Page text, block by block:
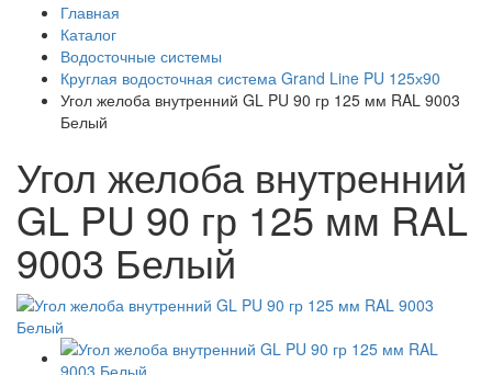
Главная
Каталог
Водосточные системы
Круглая водосточная система Grand Line PU 125х90
Угол желоба внутренний GL PU 90 гр 125 мм RAL 9003
Белый
Угол желоба внутренний
GL PU 90 гр 125 мм RAL
9003 Белый